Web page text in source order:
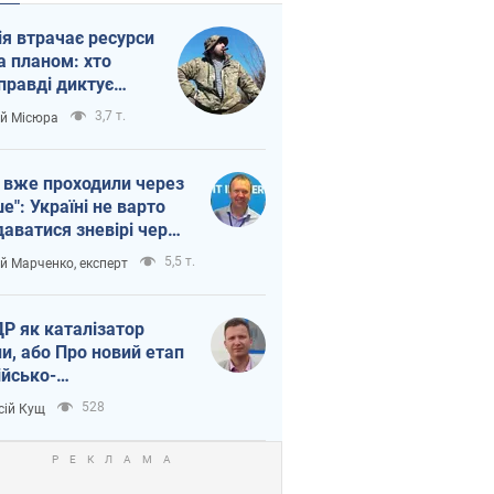
втрачає ресурси
планом: хто
диктує
війни
Місюра 3,7 т.
проходили через
Україні не варто
зневірі через
терор
Марченко, експерт 5,5 т.
як каталізатор
або Про новий етап
Кущ 528